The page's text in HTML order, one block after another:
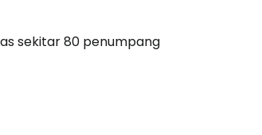
sekitar 80 penumpang